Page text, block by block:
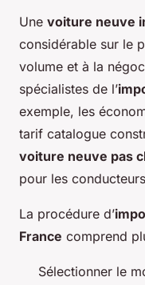
Une voiture neuve
considérable sur le
volume et à la
spécialistes de l’
exemple, les
tarif catalogue
voiture neuve pas
pour les
La procédure d’
France comprend
Sélectionner le